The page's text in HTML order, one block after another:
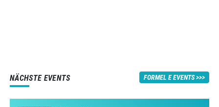
NÄCHSTE EVENTS FORMEL E EVENTS